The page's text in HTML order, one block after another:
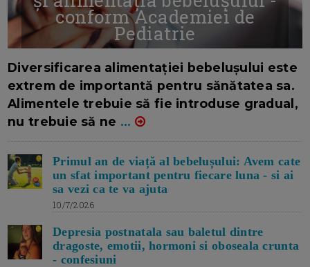
conform Academiei de
Pediatrie
Diversificarea alimentației bebelușului este
extrem de importantă pentru sănătatea sa.
Alimentele trebuie să fie introduse gradual,
nu trebuie să ne ...
Primul an de viață al bebelușului: Avem cate
un sfat important pentru fiecare luna - si ai
sa vezi ca te va ajuta
10/7/2026
Depresia postnatala sau baletul dintre
dragoste, emotii, hormoni si oboseala crunta
- confesiuni